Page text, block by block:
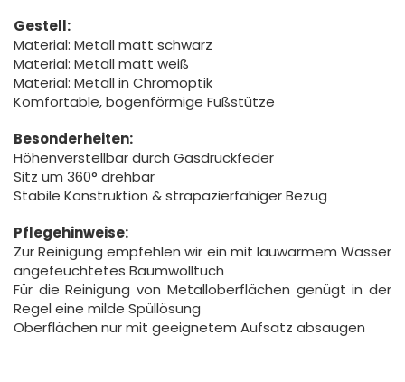
Gestell:
Material: Metall matt schwarz
Material: Metall matt weiß
Material: Metall in Chromoptik
Komfortable, bogenförmige Fußstütze
Besonderheiten:
Höhenverstellbar durch Gasdruckfeder
Sitz um 360° drehbar
Stabile Konstruktion & strapazierfähiger Bezug
Pflegehinweise:
Zur Reinigung empfehlen wir ein mit lauwarmem Wasser
angefeuchtetes Baumwolltuch
Für die Reinigung von Metalloberflächen genügt in der
Regel eine milde Spüllösung
Oberflächen nur mit geeignetem Aufsatz absaugen